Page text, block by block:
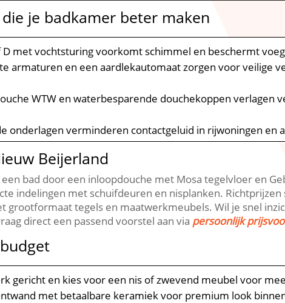
je badkamer beter maken
met vochtsturing voorkomt schimmel en beschermt
armaturen en een aardlekautomaat zorgen voor veilige
WTW en waterbesparende douchekoppen verlagen
onderlagen verminderen contactgeluid in rijwoningen en
Beijerland
bad door een inloopdouche met Mosa tegelvloer en
indelingen met schuifdeuren en nisplanken.​
tegels en maatwerkmeubels.​ Wil je snel
direct een passend voorstel aan via persoonlijk
gericht en kies voor een nis of zwevend meubel voor
met betaalbare keramiek voor premium look